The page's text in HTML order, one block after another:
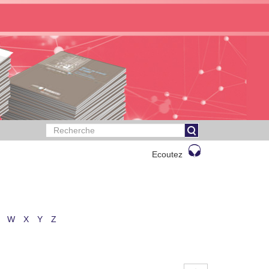
Ecoutez
W X Y Z